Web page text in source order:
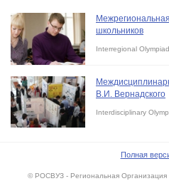
школьников
Interregional
В.И. Вернадского
Interdisciplinary
Полная
© РОСВУЗ - Региональная Организация